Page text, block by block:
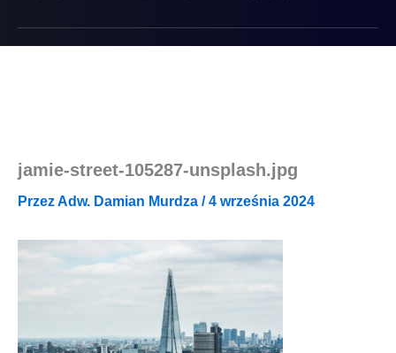
jamie-street-105287-unsplash.jpg
PrzezAdw. Damian Murdza /4 września 2024